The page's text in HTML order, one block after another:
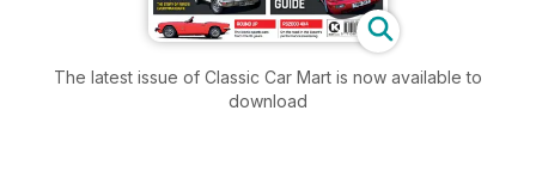
The latest issue of Classic Car Mart is now available to
download